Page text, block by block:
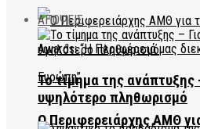
Ο Περιφερειάρχης ΑΜΘ
ΑΠΟΨΕΙΣ
Το τίμημα της ανάπτυξης
υψηλότερο πληθωρισμό